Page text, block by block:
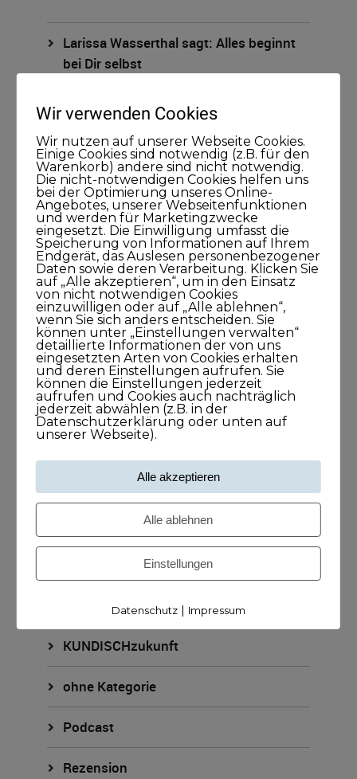
Larissa Wasserthal sagt: Alles beginnt
bei Dir selbst
45Minuten
Kategorien
Blog
KUNDISCHgedacht
KUNDISCHimpuls
KUNDISCHkonkret
KUNDISCHleben
KUNDISCHpositioniert
KUNDISCHstory
KUNDISCHstrategie
KUNDISCHverkauf
KUNDISCHzukunft
ohne Kategorie
Podcast
Rezension
Wir verwenden Cookies
Wir nutzen auf unserer Webseite Cookies.
Einige Cookies sind notwendig (z.B. für den
Warenkorb) andere sind nicht notwendig.
Die nicht-notwendigen Cookies helfen uns
bei der Optimierung unseres Online-
Angebotes, unserer Webseitenfunktionen
und werden für Marketingzwecke
eingesetzt. Die Einwilligung umfasst die
Speicherung von Informationen auf Ihrem
Endgerät, das Auslesen personenbezogener
Daten sowie deren Verarbeitung. Klicken Sie
auf „Alle akzeptieren“, um in den Einsatz
von nicht notwendigen Cookies
einzuwilligen oder auf „Alle ablehnen“,
wenn Sie sich anders entscheiden. Sie
können unter „Einstellungen verwalten“
detaillierte Informationen der von uns
eingesetzten Arten von Cookies erhalten
und deren Einstellungen aufrufen. Sie
können die Einstellungen jederzeit
aufrufen und Cookies auch nachträglich
jederzeit abwählen (z.B. in der
Datenschutzerklärung oder unten auf
unserer Webseite).
Alle akzeptieren
Alle ablehnen
Einstellungen
Datenschutz| Impressum